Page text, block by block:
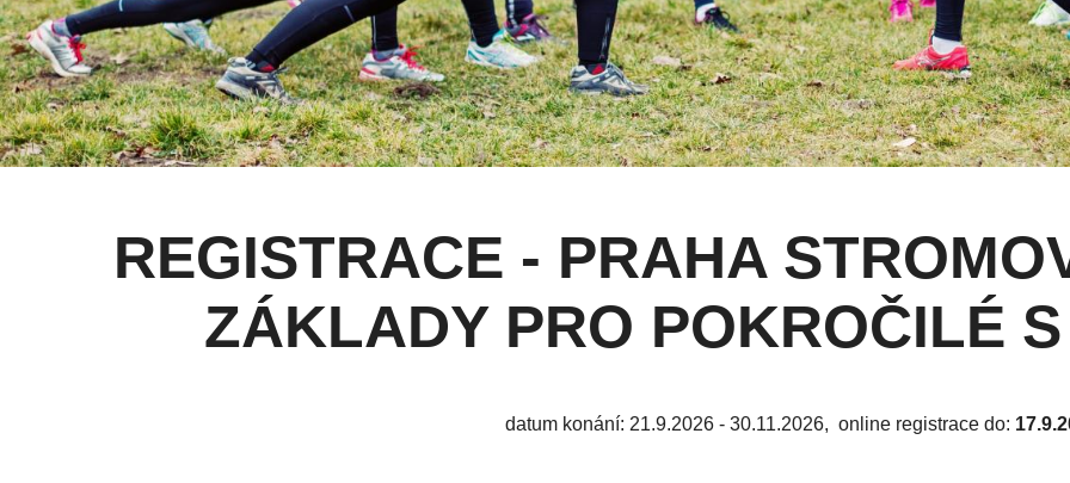
REGISTRACE - PRAHA
ZÁKLADY PRO POKROČILÉ
datum konání: 21.9.2026 - 30.11.2026, online registrace do: